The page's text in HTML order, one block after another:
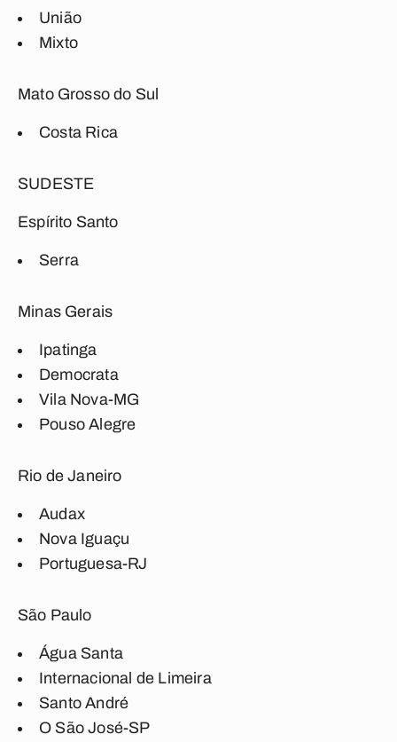
União
Mixto
Mato Grosso do Sul
Costa Rica
SUDESTE
Espírito Santo
Serra
Minas Gerais
Ipatinga
Democrata
Vila Nova-MG
Pouso Alegre
Rio de Janeiro
Audax
Nova Iguaçu
Portuguesa-RJ
São Paulo
Água Santa
Internacional de Limeira
Santo André
O São José-SP